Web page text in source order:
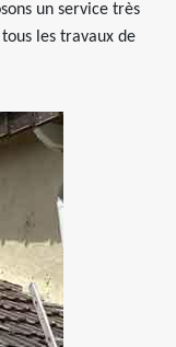
un service très
les travaux de